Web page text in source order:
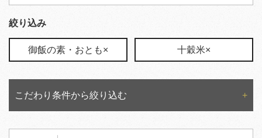
絞り込み
御飯の素・おとも× 十穀米×
こだわり条件から絞り込む